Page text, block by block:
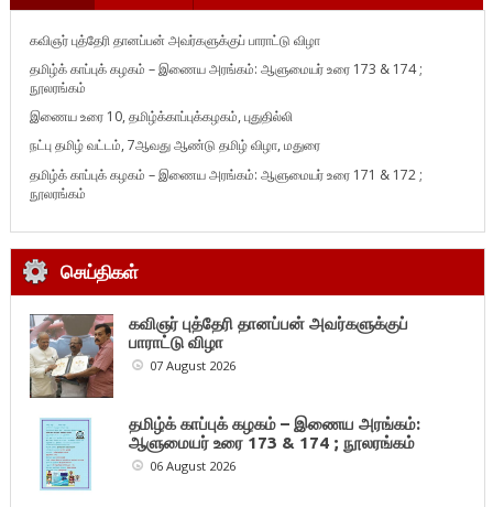
கவிஞர் புத்தேரி தானப்பன் அவர்களுக்குப் பாராட்டு விழா
தமிழ்க் காப்புக் கழகம் – இணைய அரங்கம்: ஆளுமையர் உரை 173 & 174 ;
நூலரங்கம்
இணைய உரை 10, தமிழ்க்காப்புக்கழகம், புதுதில்லி
நட்பு தமிழ் வட்டம், 7ஆவது ஆண்டு தமிழ் விழா, மதுரை
தமிழ்க் காப்புக் கழகம் – இணைய அரங்கம்: ஆளுமையர் உரை 171 & 172 ;
நூலரங்கம்
செய்திகள்
கவிஞர் புத்தேரி தானப்பன் அவர்களுக்குப்
பாராட்டு விழா
07 August 2026
தமிழ்க் காப்புக் கழகம் – இணைய அரங்கம்:
ஆளுமையர் உரை 173 & 174 ; நூலரங்கம்
06 August 2026